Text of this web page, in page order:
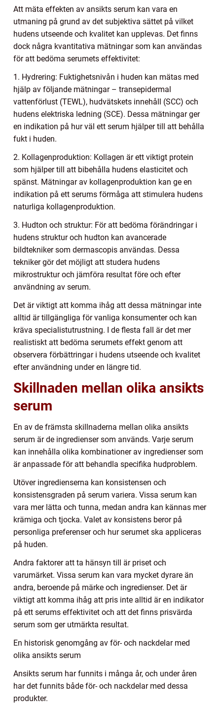
Att mäta effekten av ansikts serum kan vara en
utmaning på grund av det subjektiva sättet på vilket
hudens utseende och kvalitet kan upplevas. Det finns
dock några kvantitativa mätningar som kan användas
för att bedöma serumets effektivitet:
1. Hydrering: Fuktighetsnivån i huden kan mätas med
hjälp av följande mätningar – transepidermal
vattenförlust (TEWL), hudvätskets innehåll (SCC) och
hudens elektriska ledning (SCE). Dessa mätningar ger
en indikation på hur väl ett serum hjälper till att behålla
fukt i huden.
2. Kollagenproduktion: Kollagen är ett viktigt protein
som hjälper till att bibehålla hudens elasticitet och
spänst. Mätningar av kollagenproduktion kan ge en
indikation på ett serums förmåga att stimulera hudens
naturliga kollagenproduktion.
3. Hudton och struktur: För att bedöma förändringar i
hudens struktur och hudton kan avancerade
bildtekniker som dermascopis användas. Dessa
tekniker gör det möjligt att studera hudens
mikrostruktur och jämföra resultat före och efter
användning av serum.
Det är viktigt att komma ihåg att dessa mätningar inte
alltid är tillgängliga för vanliga konsumenter och kan
kräva specialistutrustning. I de flesta fall är det mer
realistiskt att bedöma serumets effekt genom att
observera förbättringar i hudens utseende och kvalitet
efter användning under en längre tid.
Skillnaden mellan olika ansikts
serum
En av de främsta skillnaderna mellan olika ansikts
serum är de ingredienser som används. Varje serum
kan innehålla olika kombinationer av ingredienser som
är anpassade för att behandla specifika hudproblem.
Utöver ingredienserna kan konsistensen och
konsistensgraden på serum variera. Vissa serum kan
vara mer lätta och tunna, medan andra kan kännas mer
krämiga och tjocka. Valet av konsistens beror på
personliga preferenser och hur serumet ska appliceras
på huden.
Andra faktorer att ta hänsyn till är priset och
varumärket. Vissa serum kan vara mycket dyrare än
andra, beroende på märke och ingredienser. Det är
viktigt att komma ihåg att pris inte alltid är en indikator
på ett serums effektivitet och att det finns prisvärda
serum som ger utmärkta resultat.
En historisk genomgång av för- och nackdelar med
olika ansikts serum
Ansikts serum har funnits i många år, och under åren
har det funnits både för- och nackdelar med dessa
produkter.